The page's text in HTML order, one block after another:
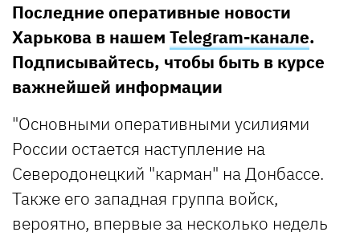
Последние оперативные новости
Харькова в нашем Telegram-канале.
Подписывайтесь, чтобы быть в курсе
важнейшей информации
"Основными оперативными усилиями
России остается наступление на
Северодонецкий "карман" на Донбассе.
Также его западная группа войск,
вероятно, впервые за несколько недель